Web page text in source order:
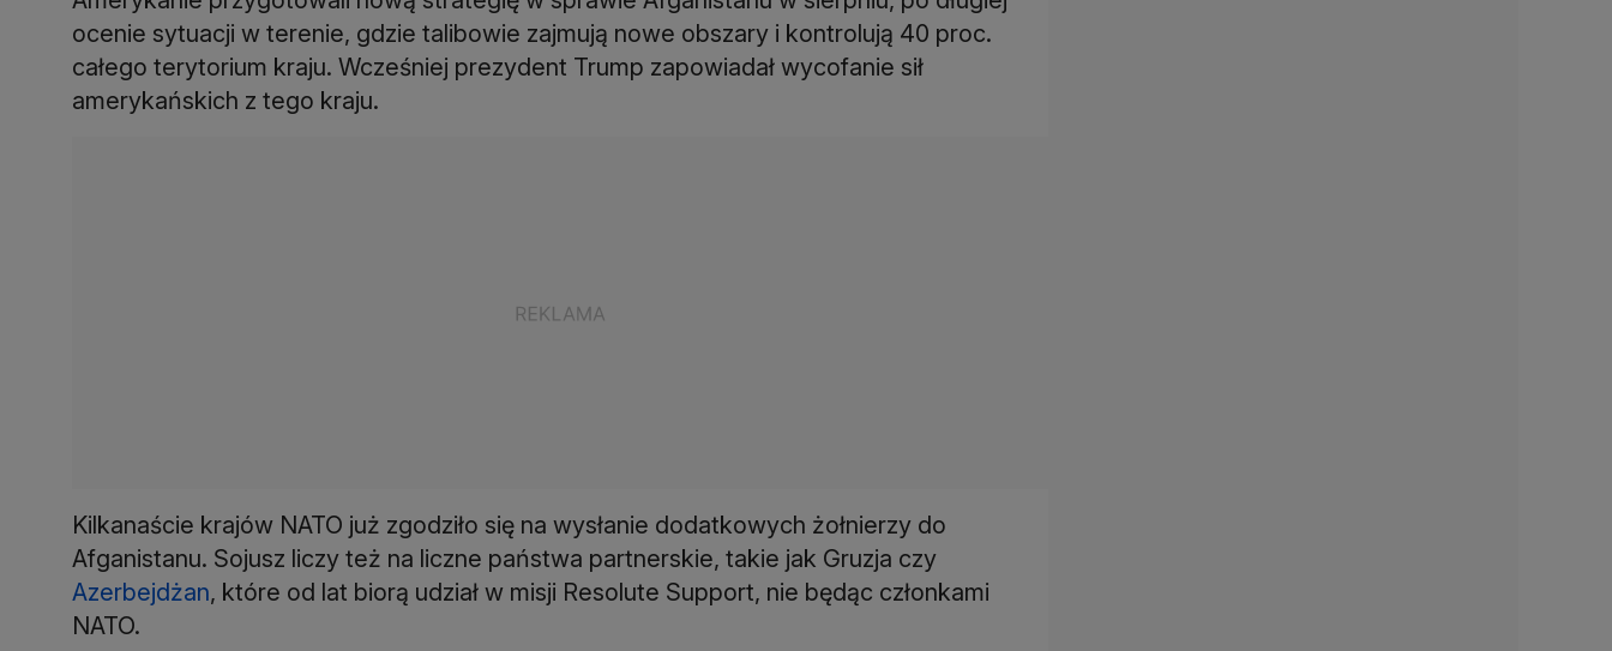
ocenie sytuacji w terenie, gdzie talibowie zajmują nowe obszary i kontrolują 40 proc.
całego terytorium kraju. Wcześniej prezydent Trump zapowiadał wycofanie sił
amerykańskich z tego kraju.
Kilkanaście krajów NATO już zgodziło się na wysłanie dodatkowych żołnierzy do
Afganistanu. Sojusz liczy też na liczne państwa partnerskie, takie jak Gruzja czy
Azerbejdżan, które od lat biorą udział w misji Resolute Support, nie będąc członkami
NATO.